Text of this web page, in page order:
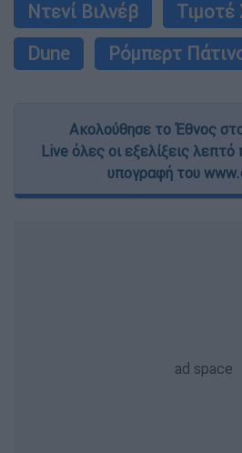
Ντενί Βιλνέβ
Τιμοτέ
Dune
Ρόμπερτ
Ακολούθησε το Έθνος
Live όλες οι εξελίξεις
υπογραφή του